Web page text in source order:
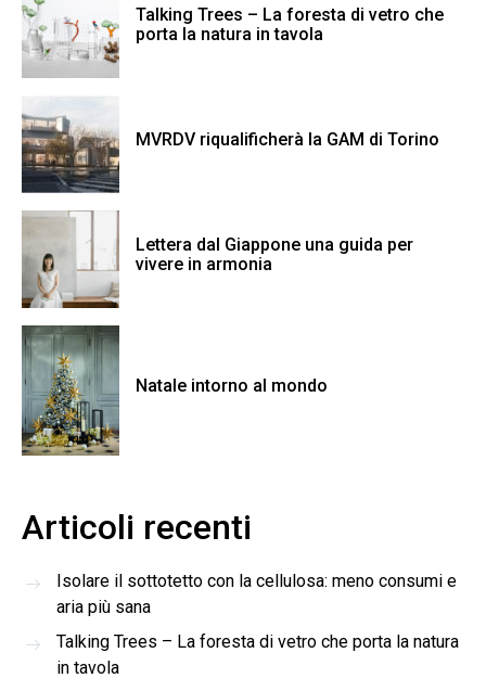
Talking Trees – La foresta di vetro che
porta la natura in tavola
MVRDV riqualificherà la GAM di Torino
Lettera dal Giappone una guida per
vivere in armonia
Natale intorno al mondo
Articoli recenti
Isolare il sottotetto con la cellulosa: meno consumi e
aria più sana
Talking Trees – La foresta di vetro che porta la natura
in tavola